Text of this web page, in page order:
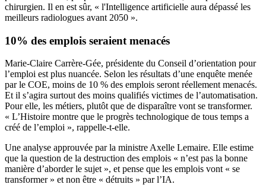
chirurgien. Il en est sûr, « l'Intelligence artificielle aura dépassé les
meilleurs radiologues avant 2050 ».
10% des emplois seraient menacés
Marie-Claire Carrère-Gée, présidente du Conseil d’orientation pour
l’emploi est plus nuancée. Selon les résultats d’une enquête menée
par le COE, moins de 10 % des emplois seront réellement menacés.
Et il s’agira surtout des moins qualifiés victimes de l’automatisation.
Pour elle, les métiers, plutôt que de disparaître vont se transformer.
« L’Histoire montre que le progrès technologique de tous temps a
créé de l’emploi », rappelle-t-elle.
Une analyse approuvée par la ministre Axelle Lemaire. Elle estime
que la question de la destruction des emplois « n’est pas la bonne
manière d’aborder le sujet », et pense que les emplois vont « se
transformer » et non être « détruits » par l’IA.